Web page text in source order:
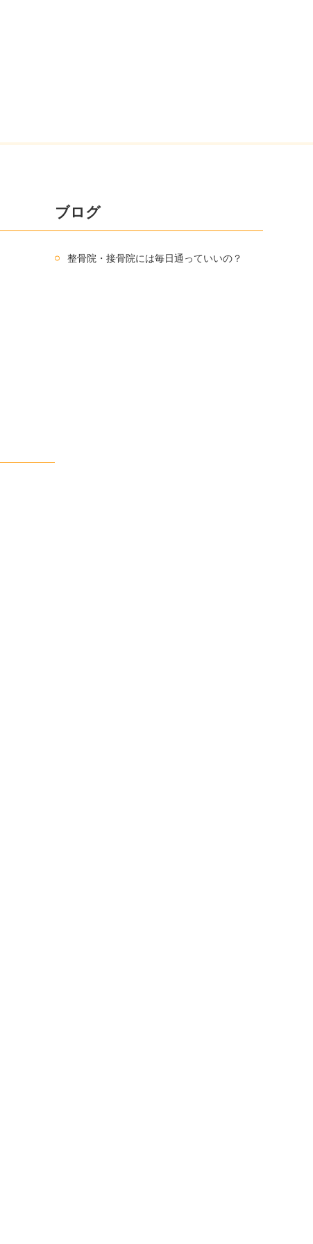
ブログ
整骨院・接骨院には毎日通っていいの？